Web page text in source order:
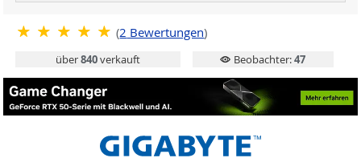
(2 Bewertungen)
über840verkauft Beobachter:47